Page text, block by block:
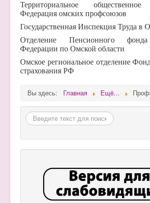
Территориальное общественное
Федерация омских профсоюзов
Государственная Инспекция Труда в
Отделение Пенсионного
Федерации по Омской области
Омское региональное отделение
страхования РФ
Вы здесь: Главная Ещё...
Поиск